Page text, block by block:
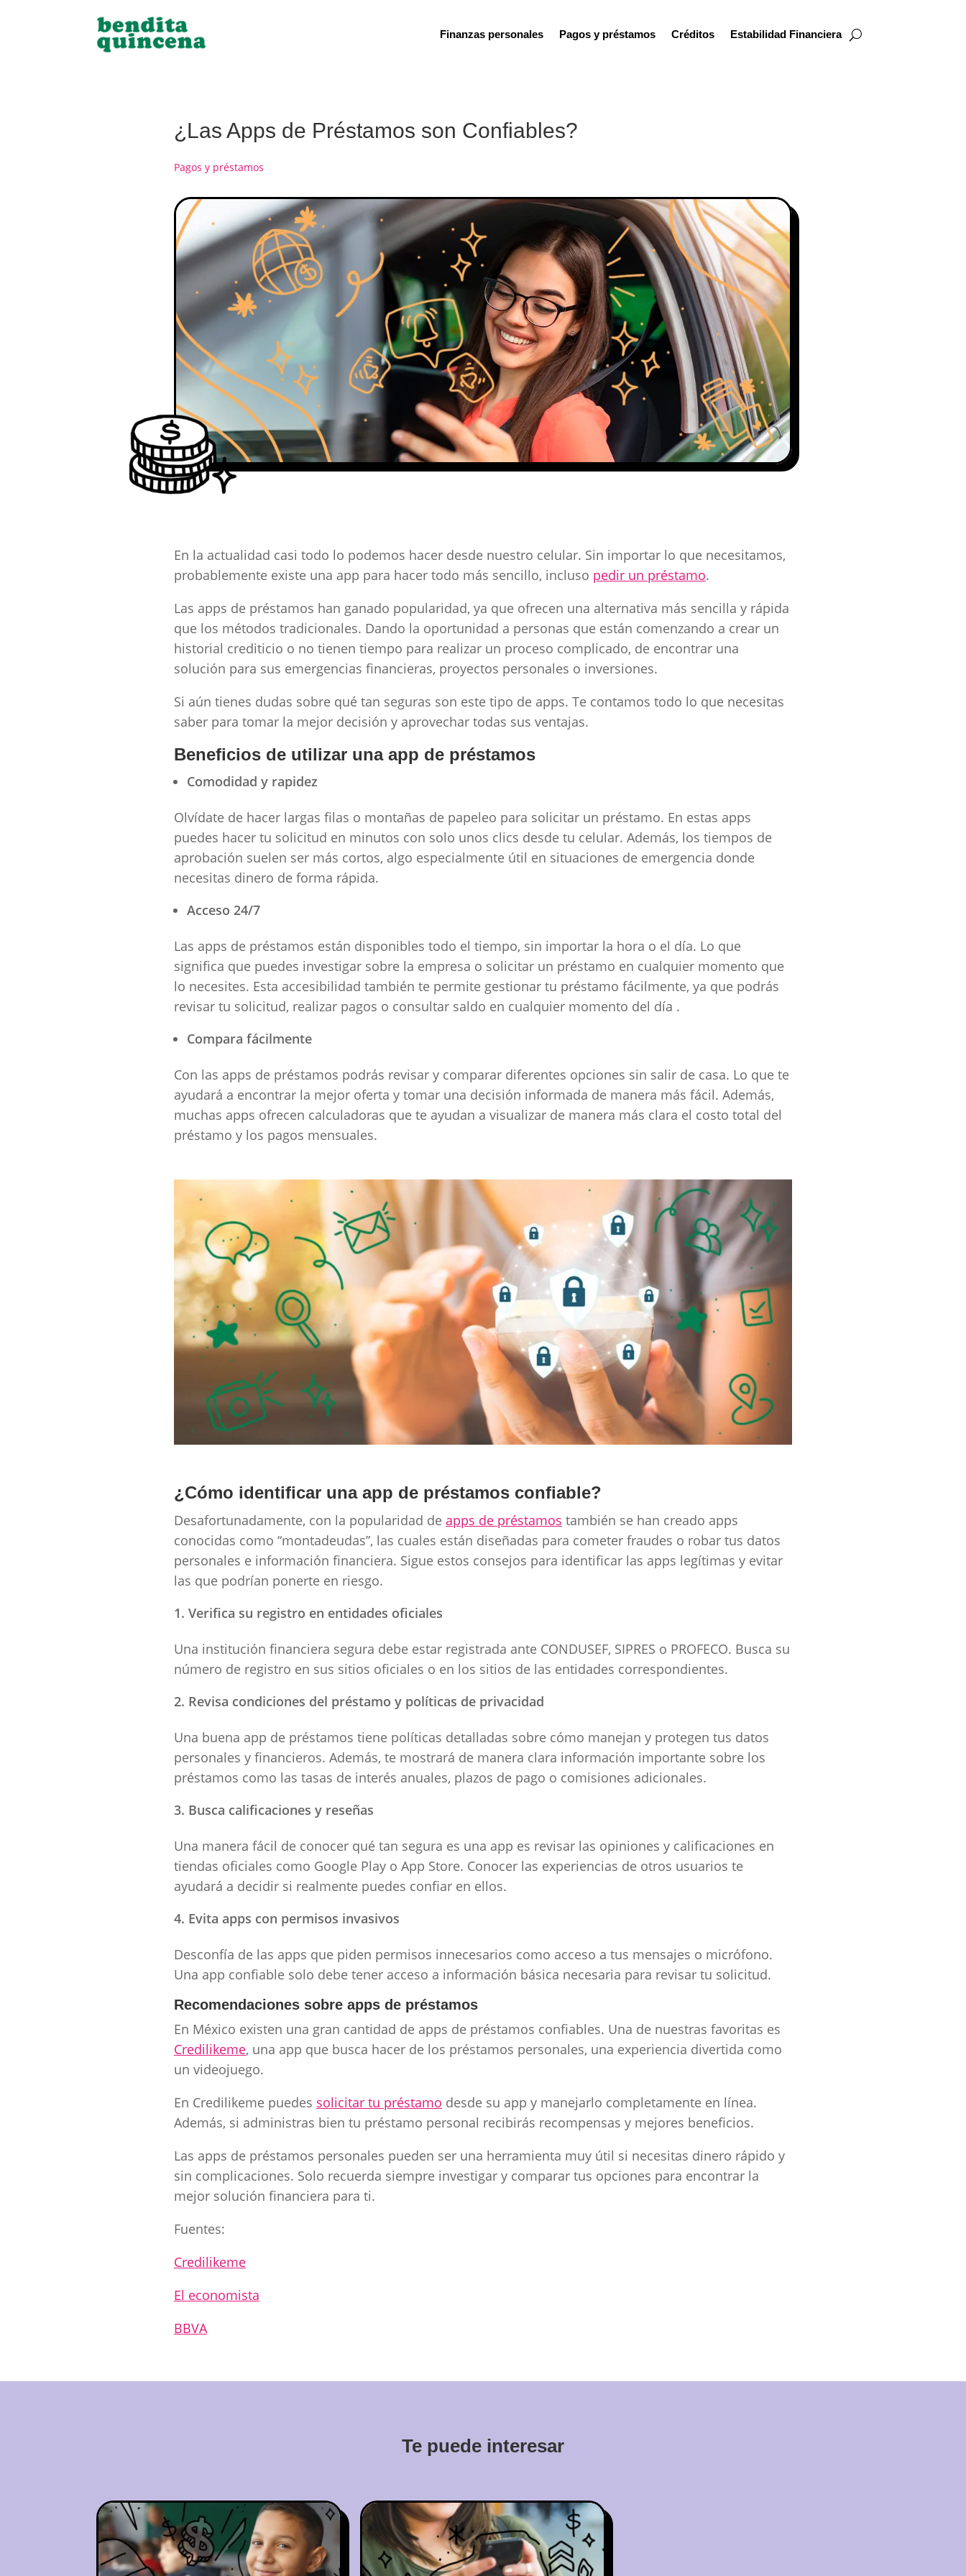
Finanzas personales Pagos y préstamos Créditos Estabilidad Financiera
¿Las Apps de Préstamos son Confiables?
Pagos y préstamos
En la actualidad casi todo lo podemos hacer desde nuestro celular. Sin importar lo que necesitamos,
probablemente existe una app para hacer todo más sencillo, incluso pedir un préstamo.
Las apps de préstamos han ganado popularidad, ya que ofrecen una alternativa más sencilla y rápida
que los métodos tradicionales. Dando la oportunidad a personas que están comenzando a crear un
historial crediticio o no tienen tiempo para realizar un proceso complicado, de encontrar una
solución para sus emergencias financieras, proyectos personales o inversiones.
Si aún tienes dudas sobre qué tan seguras son este tipo de apps. Te contamos todo lo que necesitas
saber para tomar la mejor decisión y aprovechar todas sus ventajas.
Beneficios de utilizar una app de préstamos
Comodidad y rapidez
Olvídate de hacer largas filas o montañas de papeleo para solicitar un préstamo. En estas apps
puedes hacer tu solicitud en minutos con solo unos clics desde tu celular. Además, los tiempos de
aprobación suelen ser más cortos, algo especialmente útil en situaciones de emergencia donde
necesitas dinero de forma rápida.
Acceso 24/7
Las apps de préstamos están disponibles todo el tiempo, sin importar la hora o el día. Lo que
significa que puedes investigar sobre la empresa o solicitar un préstamo en cualquier momento que
lo necesites. Esta accesibilidad también te permite gestionar tu préstamo fácilmente, ya que podrás
revisar tu solicitud, realizar pagos o consultar saldo en cualquier momento del día .
Compara fácilmente
Con las apps de préstamos podrás revisar y comparar diferentes opciones sin salir de casa. Lo que te
ayudará a encontrar la mejor oferta y tomar una decisión informada de manera más fácil. Además,
muchas apps ofrecen calculadoras que te ayudan a visualizar de manera más clara el costo total del
préstamo y los pagos mensuales.
¿Cómo identificar una app de préstamos confiable?
Desafortunadamente, con la popularidad de apps de préstamos también se han creado apps
conocidas como “montadeudas”, las cuales están diseñadas para cometer fraudes o robar tus datos
personales e información financiera. Sigue estos consejos para identificar las apps legítimas y evitar
las que podrían ponerte en riesgo.
Verifica su registro en entidades oficiales
Una institución financiera segura debe estar registrada ante CONDUSEF, SIPRES o PROFECO. Busca su
número de registro en sus sitios oficiales o en los sitios de las entidades correspondientes.
Revisa condiciones del préstamo y políticas de privacidad
Una buena app de préstamos tiene políticas detalladas sobre cómo manejan y protegen tus datos
personales y financieros. Además, te mostrará de manera clara información importante sobre los
préstamos como las tasas de interés anuales, plazos de pago o comisiones adicionales.
Busca calificaciones y reseñas
Una manera fácil de conocer qué tan segura es una app es revisar las opiniones y calificaciones en
tiendas oficiales como Google Play o App Store. Conocer las experiencias de otros usuarios te
ayudará a decidir si realmente puedes confiar en ellos.
Evita apps con permisos invasivos
Desconfía de las apps que piden permisos innecesarios como acceso a tus mensajes o micrófono.
Una app confiable solo debe tener acceso a información básica necesaria para revisar tu solicitud.
Recomendaciones sobre apps de préstamos
En México existen una gran cantidad de apps de préstamos confiables. Una de nuestras favoritas es
Credilikeme, una app que busca hacer de los préstamos personales, una experiencia divertida como
un videojuego.
En Credilikeme puedes solicitar tu préstamo desde su app y manejarlo completamente en línea.
Además, si administras bien tu préstamo personal recibirás recompensas y mejores beneficios.
Las apps de préstamos personales pueden ser una herramienta muy útil si necesitas dinero rápido y
sin complicaciones. Solo recuerda siempre investigar y comparar tus opciones para encontrar la
mejor solución financiera para ti.
Fuentes:
Credilikeme
El economista
BBVA
Te puede interesar